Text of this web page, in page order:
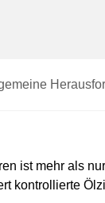
ist mehr als
kontrollierte